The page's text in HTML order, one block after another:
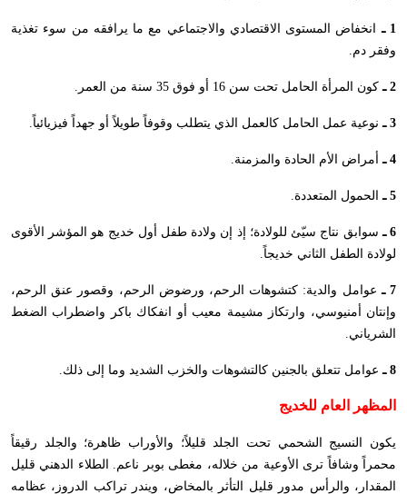
1 ـ
انخفاض المستوى الاقتصادي والاجتماعي مع ما يرافقه من سوء تغذية
وفقر دم.
2 ـ كون المرأة الحامل تحت سن 16 أو فوق 35 سنة من العمر.
3 ـ نوعية عمل الحامل كالعمل الذي يتطلب وقوفاً طويلاً أو جهداً فيزيائياً.
4 ـ أمراض الأم الحادة والمزمنة.
5 ـ الحمول المتعددة.
6 ـ
سوابق نتاج سيّئ للولادة؛ إذ إن ولادة طفل أول خديج هو المؤشر الأقوى
لولادة الطفل الثاني خديجاً.
7 ـ
عوامل والدية: كتشوهات الرحم، ورضوض الرحم، وقصور عنق الرحم،
وإنتان أمنيوسي، وارتكاز مشيمة معيب أو انفكاك باكر واضطراب الضغط
الشرياني.
8 ـ عوامل تتعلق بالجنين كالتشوهات والخزب الشديد وما إلى ذلك.
المظهر العام للخديج
يكون النسيج الشحمي تحت الجلد قليلاً؛ والأوراب ظاهرة؛ والجلد رقيقاً
محمراً وشافاً ترى الأوعية من خلاله، مغطى بوبر ناعم. الطلاء الدهني قليل
المقدار، والرأس مدور قليل التأثر بالمخاض، ويندر تراكب الدروز، عظامه